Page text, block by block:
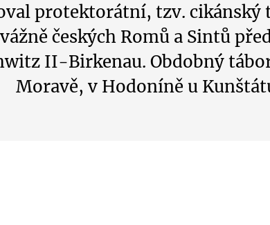
protektorátní, tzv.
českých Romů a Sintů
II-Birkenau. Obdobný
Moravě, v Hodoníně u